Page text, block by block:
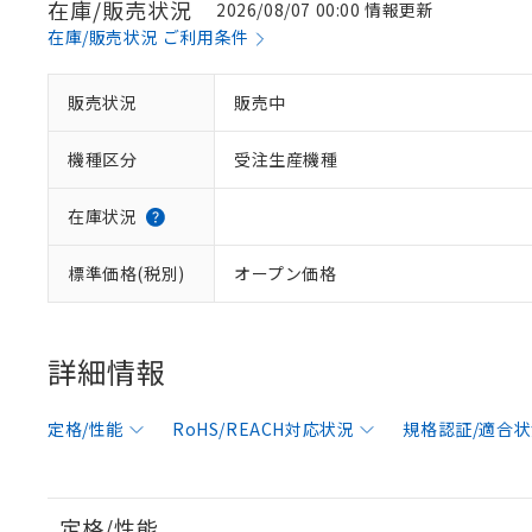
在庫/販売状況
2026/08/07 00:00 情報更新
在庫/販売状況 ご利用条件
販売状況 販売中
機種区分 受注生産機種
在庫状況
標準価格(税別) オープン価格
詳細情報
定格/性能 RoHS/REACH対応状況 規格認証/適合